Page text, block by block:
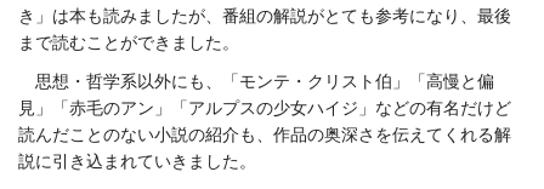
き」は本も読みましたが、番組の解説がとても参考になり、最後
まで読むことができました。
思想・哲学系以外にも、「モンテ・クリスト伯」「高慢と偏
見」「赤毛のアン」「アルプスの少女ハイジ」などの有名だけど
読んだことのない小説の紹介も、作品の奥深さを伝えてくれる解
説に引き込まれていきました。